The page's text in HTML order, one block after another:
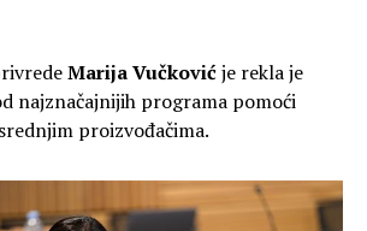
Marija Vučkovićje rekla je
najznačajnijih programa pomoći
proizvođačima.